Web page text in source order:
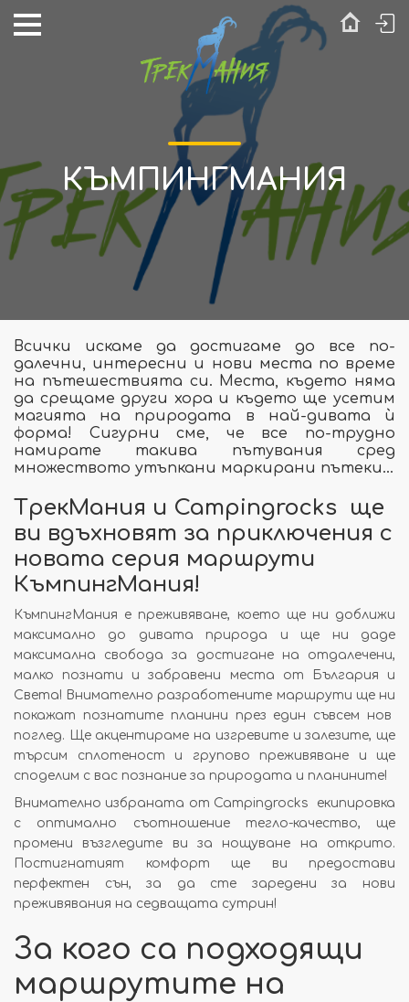
КЪМПИНГМАНИЯ
Всички искаме да достигаме до все по-
далечни, интересни и нови места по време
на пътешествията си. Места, където няма
да срещаме други хора и където ще усетим
магията на природата в най-дивата ѝ
форма! Сигурни сме, че все по-трудно
намирате такива пътувания сред
множеството утъпкани маркирани пътеки…
ТрекМания и Campingrocks ще
ви вдъхновят за приключения с
новата серия маршрути
КъмпингМания!
КъмпингМания е преживяване, което ще ни доближи
максимално до дивата природа и ще ни даде
максимална свобода за достигане на отдалечени,
малко познати и забравени места от България и
Света! Внимателно разработените маршрути ще ни
покажат познатите планини през един съвсем нов
поглед. Ще акцентираме на изгревите и залезите, ще
търсим сплотеност и групово преживяване и ще
споделим с вас познание за природата и планините!
Внимателно избраната от Campingrocks екипировка
с оптимално съотношение тегло-качество, ще
промени възгледите ви за нощуване на открито.
Постигнатият комфорт ще ви предостави
перфектен сън, за да сте заредени за нови
преживявания на седващата сутрин!
За кого са подходящи
маршрутите на